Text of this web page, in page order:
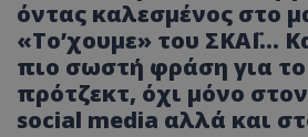
όντας καλεσμένος στο
«Το’χουμε» του ΣΚΑΪ…
πιο σωστή φράση για το
πρότζεκτ, όχι μόνο
social media αλλά και